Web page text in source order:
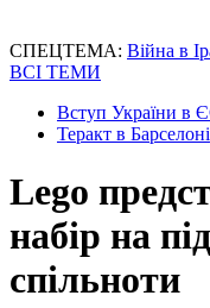
СПЕЦТЕМА: Війна в
ВСІ ТЕМИ
Вступ України в
Теракт в Барселоні
Lego
набір на
спільноти